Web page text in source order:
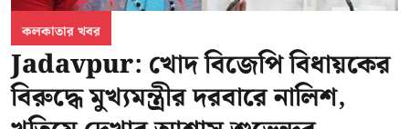
কলকাতার খবর
Jadavpur: খোদ বিজেপি বিধায়কের
বিরুদ্ধে মুখ্যমন্ত্রীর দরবারে নালিশ,